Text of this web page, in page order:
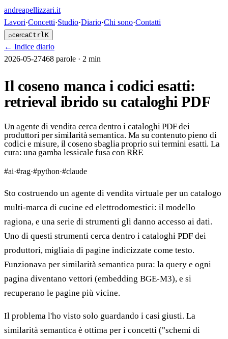
andreapellizzari.it
Lavori·Concetti·Studio·Diario·Chi sono·Contatti
⌕cercaCtrlK
← Indice diario
2026-05-27468 parole · 2 min
Il coseno manca i codici esatti:
retrieval ibrido su cataloghi PDF
Un agente di vendita cerca dentro i cataloghi PDF dei
produttori per similarità semantica. Ma su contenuto pieno di
codici e misure, il coseno sbaglia proprio sui termini esatti. La
cura: una gamba lessicale fusa con RRF.
#ai·#rag·#python·#claude
Sto costruendo un agente di vendita virtuale per un catalogo
multi-marca di cucine ed elettrodomestici: il modello
ragiona, e una serie di strumenti gli danno accesso ai dati.
Uno di questi strumenti cerca dentro i cataloghi PDF dei
produttori, migliaia di pagine indicizzate come testo.
Funzionava per similarità semantica pura: la query e ogni
pagina diventano vettori (embedding BGE-M3), e si
recuperano le pagine più vicine.
Il problema l'ho visto solo guardando i casi giusti. La
similarità semantica è ottima per i concetti ("schemi di